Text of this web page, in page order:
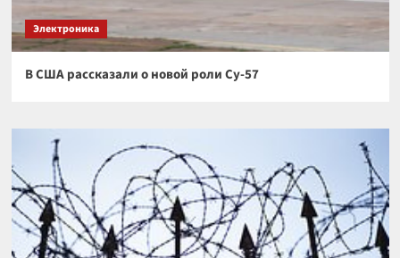
Электроника
В США рассказали о новой роли Су-57